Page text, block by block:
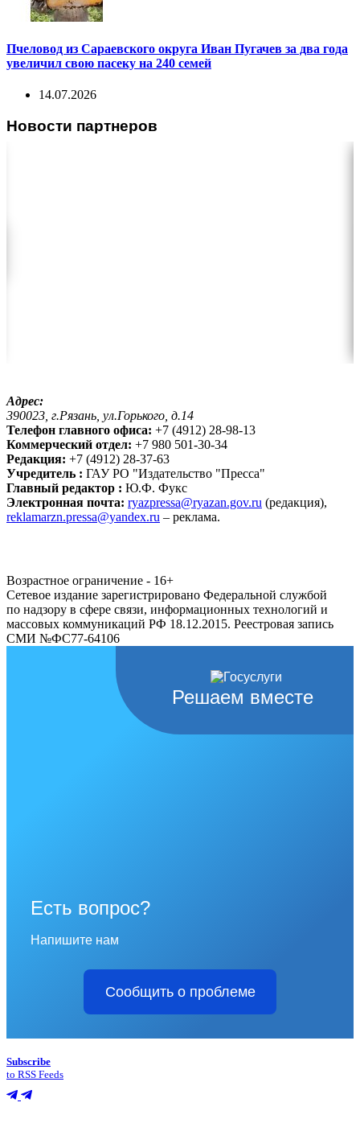
Пчеловод из Сараевского округа Иван Пугачев за два года
увеличил свою пасеку на 240 семей
14.07.2026
Новости партнеров
Адрес:
390023, г.Рязань, ул.Горького, д.14
Телефон главного офиса: +7 (4912) 28-98-13
Коммерческий отдел: +7 980 501-30-34
Редакция: +7 (4912) 28-37-63
Учредитель : ГАУ РО "Издательство "Пресса"
Главный редактор : Ю.Ф. Фукс
Электронная почта: ryazpressa@ryazan.gov.ru (редакция),
reklamarzn.pressa@yandex.ru – реклама.
Возрастное ограничение - 16+
Сетевое издание зарегистрировано Федеральной службой
по надзору в сфере связи, информационных технологий и
массовых коммуникаций РФ 18.12.2015. Реестровая запись
СМИ №ФС77-64106
Решаем вместе
Есть вопрос?
Напишите нам
Сообщить о проблеме
Subscribe
to RSS Feeds